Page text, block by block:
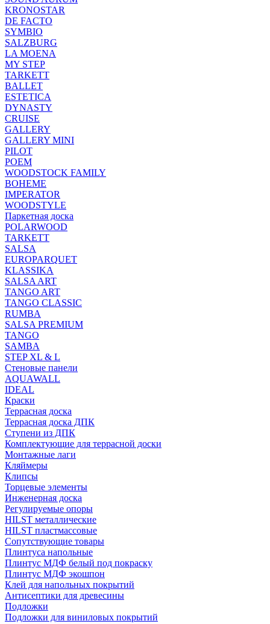
KRONOSTAR
DE FACTO
SYMBIO
SALZBURG
LA MOENA
MY STEP
TARKETT
BALLET
ESTETICA
DYNASTY
CRUISE
GALLERY
GALLERY MINI
PILOT
POEM
WOODSTOCK FAMILY
BOHEME
IMPERATOR
WOODSTYLE
Паркетная доска
POLARWOOD
TARKETT
SALSA
EUROPARQUET
KLASSIKA
SALSA ART
TANGO ART
TANGO CLASSIC
RUMBA
SALSA PREMIUM
TANGO
SAMBA
STEP XL & L
Стеновые панели
AQUAWALL
IDEAL
Краски
Террасная доска
Террасная доска ДПК
Ступени из ДПК
Комплектующие для террасной доски
Монтажные лаги
Кляймеры
Клипсы
Торцевые элементы
Инженерная доска
Регулируемые опоры
HILST металлические
HILST пластмассовые
Сопутствующие товары
Плинтуса напольные
Плинтус МДФ белый под покраску
Плинтус МДФ экошпон
Клей для напольных покрытий
Антисептики для древесины
Подложки
Подложки для виниловых покрытий